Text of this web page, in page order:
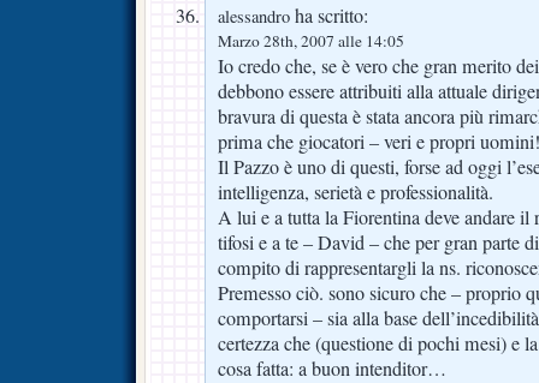
alessandro ha scritto:
Marzo 28th, 2007 alle 14:05
Io credo che, se è vero che gran merito
debbono essere attribuiti alla attuale
bravura di questa è stata ancora più
prima che giocatori – veri e propri uomini!
Il Pazzo è uno di questi, forse ad oggi
intelligenza, serietà e professionalità.
A lui e a tutta la Fiorentina deve andare
tifosi e a te – David – che per gran parte
compito di rappresentargli la ns.
Premesso ciò. sono sicuro che – proprio
comportarsi – sia alla base
certezza che (questione di pochi mesi) e
cosa fatta: a buon intenditor…